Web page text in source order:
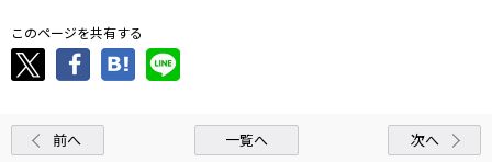
このページを共有する
前へ 一覧へ 次へ